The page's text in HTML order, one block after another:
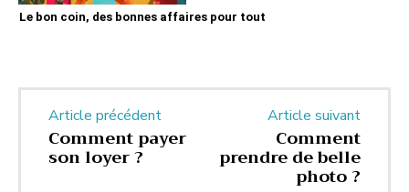
Le bon coin, des bonnes affaires pour tout
Article précédent
Comment payer
son loyer ?
Article suivant
Comment
prendre de belle
photo ?